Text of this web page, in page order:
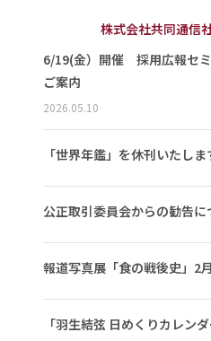
株式会社共同通信
6/19(金）開催 採用広報セ
ご案内
2026.05.10
「世界年鑑」を休刊いたしま
公正取引委員会からの勧告に
報道写真展「食の戦後史」2
「羽生結弦 日めくりカレン